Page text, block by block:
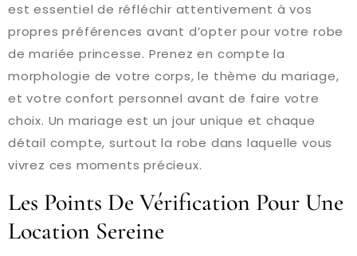
est essentiel de réfléchir attentivement à vos
propres préférences avant d’opter pour votre robe
de mariée princesse. Prenez en compte la
morphologie de votre corps, le thème du mariage,
et votre confort personnel avant de faire votre
choix. Un mariage est un jour unique et chaque
détail compte, surtout la robe dans laquelle vous
vivrez ces moments précieux.
Les Points De Vérification Pour Une
Location Sereine